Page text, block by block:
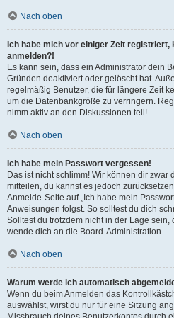
Nach oben
Ich habe mich vor einiger Zeit
anmelden?!
Es kann sein, dass ein Administrator dein
Gründen deaktiviert oder gelöscht hat.
regelmäßig Benutzer, die für längere Zeit
um die Datenbankgröße zu verringern.
nimm aktiv an den Diskussionen teil!
Nach oben
Ich habe mein Passwort vergessen!
Das ist nicht schlimm! Wir können dir zwar
mitteilen, du kannst es jedoch
Anmelde-Seite auf „Ich habe mein
Anweisungen folgst. So solltest du dich
Solltest du trotzdem nicht in der Lage
wende dich an die Board-Administration.
Nach oben
Warum werde ich automatisch
Wenn du beim Anmelden das
auswählst, wirst du nur für eine Sitzung